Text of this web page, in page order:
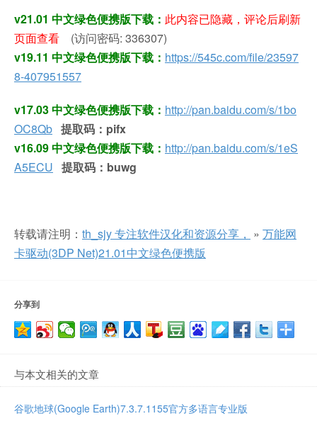
v21.01 中文绿色便携版下载： 此内容已隐藏，评论后刷新
页面查看 (访问密码: 336307)
v19.11 中文绿色便携版下载： https://545c.com/file/23597
8-407951557
v17.03 中文绿色便携版下载： http://pan.baidu.com/s/1bo
OC8Qb 提取码：pifx
v16.09 中文绿色便携版下载： http://pan.baidu.com/s/1eS
A5ECU 提取码：buwg
转载请注明： th_sjy 专注软件汉化和资源分享， » 万能网
卡驱动(3DP Net)21.01中文绿色便携版
分享到
与本文相关的文章
谷歌地球(Google Earth)7.3.7.1155官方多语言专业版